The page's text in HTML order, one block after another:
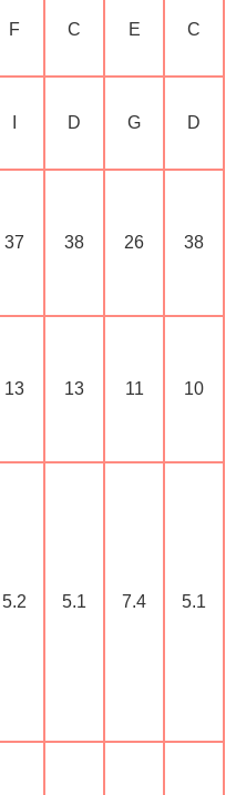
F C E C
D G D
37 38 26 38
13 13 11 10
5.2 5.1 7.4 5.1